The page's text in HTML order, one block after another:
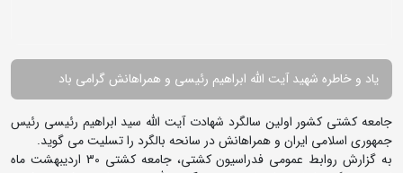
یاد و خاطره شهید آیت الله ابراهیم رئیسی و همراهانش گرامی باد
جامعه کشتی کشور اولین سالگرد شهادت آیت الله سید ابراهیم رئیسی رئیس
جمهوری اسلامی ایران و همراهانش در سانحه بالگرد را تسلیت می گوید.
به گزارش روابط عمومی فدراسیون کشتی، جامعه کشتی 30 اردیبهشت ماه